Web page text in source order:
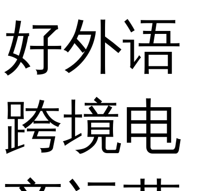
好外语
跨境电